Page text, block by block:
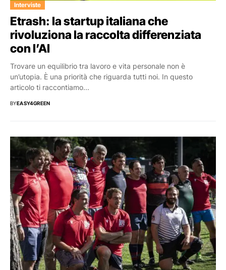
Interviste
Etrash: la startup italiana che
rivoluziona la raccolta differenziata
con l’AI
Trovare un equilibrio tra lavoro e vita personale non è
un’utopia. È una priorità che riguarda tutti noi. In questo
articolo ti raccontiamo...
BYEASY4GREEN